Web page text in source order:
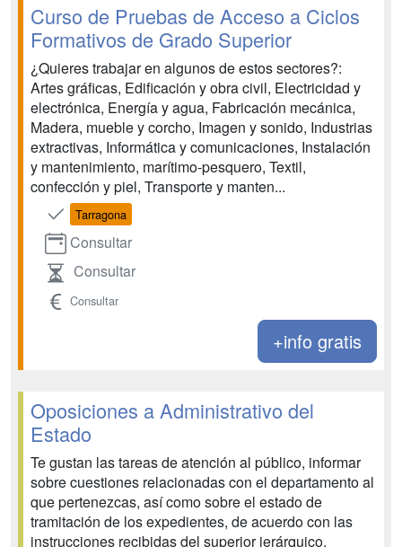
Curso de Pruebas de Acceso a Ciclos
Formativos de Grado Superior
¿Quieres trabajar en algunos de estos sectores?:
Artes gráficas, Edificación y obra civil, Electricidad y
electrónica, Energía y agua, Fabricación mecánica,
Madera, mueble y corcho, Imagen y sonido, Industrias
extractivas, Informática y comunicaciones, Instalación
y mantenimiento, marítimo-pesquero, Textil,
confección y piel, Transporte y manten...
Tarragona
Consultar
Consultar
Consultar
+info gratis
Oposiciones a Administrativo del
Estado
Te gustan las tareas de atención al público, informar
sobre cuestiones relacionadas con el departamento al
que pertenezcas, así como sobre el estado de
tramitación de los expedientes, de acuerdo con las
instrucciones recibidas del superior jerárquico.